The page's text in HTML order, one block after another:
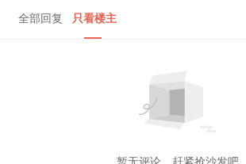
全部回复 只看楼主